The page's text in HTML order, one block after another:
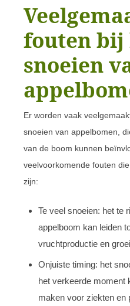
fouten bij
snoeien
Er worden vaak
snoeien van appelbomen,
van de boom kunnen
veelvoorkomende fouten
zijn:
Te veel snoeien: het te
appelboom kan leiden
vruchtproductie en
Onjuiste timing: het
het verkeerde moment
maken voor ziekten en